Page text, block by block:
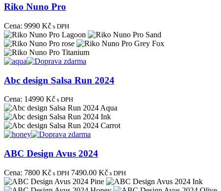
Riko Nuno Pro
Cena: 9990 Kč s DPH
Abc design Salsa Run 2024
Cena: 14990 Kč s DPH
ABC Design Avus 2024
Cena: 7800 Kč s DPH 7490.00 Kč s DPH